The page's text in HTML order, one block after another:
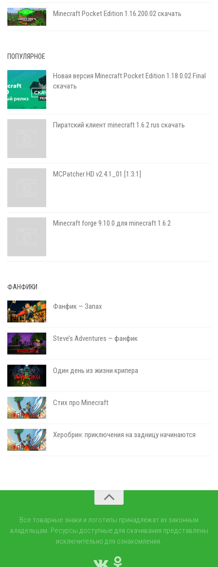
Minecraft Pocket Edition 1.16.200.02 скачать
ПОПУЛЯРНОЕ
Новая версия Minecraft Pocket Edition 1.18.0.02 Final
скачать
Пиратский клиент minecraft 1.6.2 rus скачать
MCPatcher HD v2.4.1_01 [1.3.1]
Minecraft forge 9.10.0 для minecraft 1.6.2
ФАНФИКИ
Фанфик — Запах
Steve’s Adventures — фанфик
Один день из жизни крипера
Стих про Minecraft
Херобрин: приключения на задницу начинаются
Все товарные знаки и логотипы принадлежат их законным
владельцам. Ресурсы доступные для скачивания представлены
исключительно для ознакомления.